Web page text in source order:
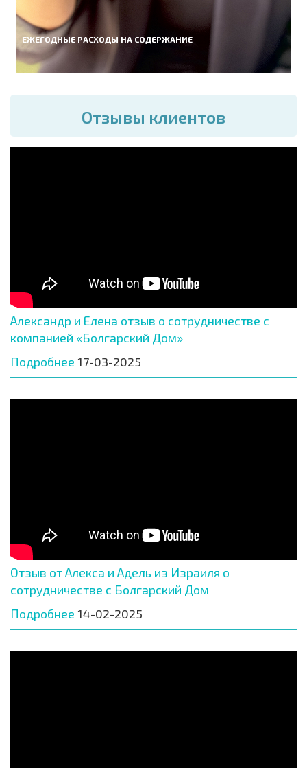
ЕЖЕГОДНЫЕ РАСХОДЫ НА СОДЕРЖАНИЕ
Отзывы клиентов
Александр и Елена отзыв о сотрудничестве с
компанией «Болгарский Дом»
Подробнее 17-03-2025
Отзыв от Алекса и Адель из Израиля о
сотрудничестве с Болгарский Дом
Подробнее 14-02-2025